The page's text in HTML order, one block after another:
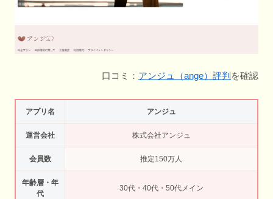
口コミ： アンジュ（ange）評判 を確認
アプリ名 アンジュ
運営会社 株式会社アンジュ
会員数 推定150万人
年齢層・年
代
30代・40代・50代メイン